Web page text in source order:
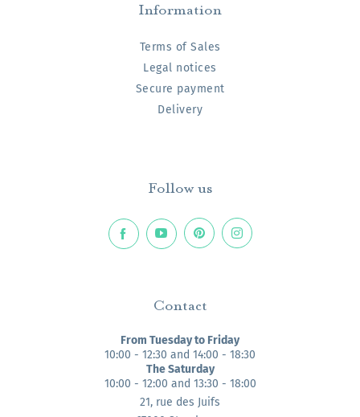
Information
Terms of Sales
Legal notices
Secure payment
Delivery
Follow us
Contact
From Tuesday to Friday
10:00 - 12:30 and 14:00 - 18:30
The Saturday
10:00 - 12:00 and 13:30 - 18:00
21, rue des Juifs